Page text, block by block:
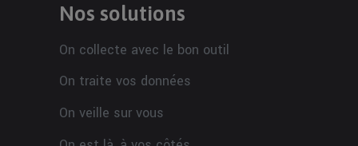
Nos solutions
On collecte avec le bon outil
On traite vos données
On veille sur vous